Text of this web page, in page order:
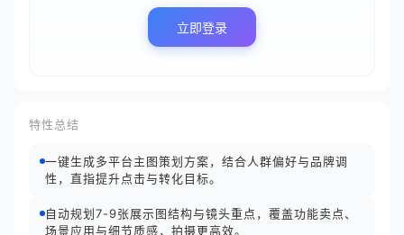
立即登录
特性总结
一键生成多平台主图策划方案，结合人群偏好与品牌调
性，直指提升点击与转化目标。
自动规划7-9张展示图结构与镜头重点，覆盖功能卖点、
场景应用与细节质感，拍摄更高效。